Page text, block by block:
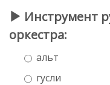
Инструмент
оркестра:
альт
гусли